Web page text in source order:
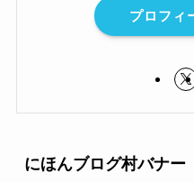
プロフィ
にほんブログ村バナー